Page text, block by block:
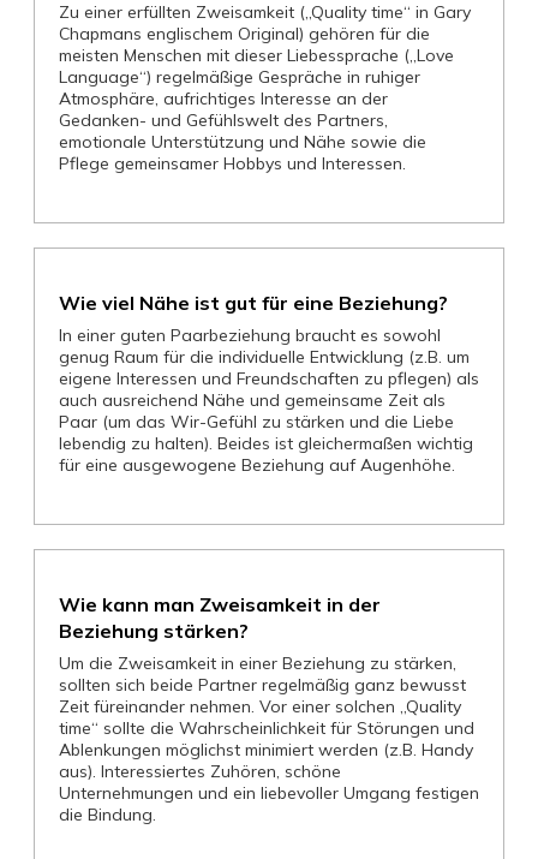
Zu einer erfüllten Zweisamkeit („Quality time“ in Gary
Chapmans englischem Original) gehören für die
meisten Menschen mit dieser Liebessprache („Love
Language“) regelmäßige Gespräche in ruhiger
Atmosphäre, aufrichtiges Interesse an der
Gedanken- und Gefühlswelt des Partners,
emotionale Unterstützung und Nähe sowie die
Pflege gemeinsamer Hobbys und Interessen.
Wie viel Nähe ist gut für eine Beziehung?
In einer guten Paarbeziehung braucht es sowohl
genug Raum für die individuelle Entwicklung (z.B. um
eigene Interessen und Freundschaften zu pflegen) als
auch ausreichend Nähe und gemeinsame Zeit als
Paar (um das Wir-Gefühl zu stärken und die Liebe
lebendig zu halten). Beides ist gleichermaßen wichtig
für eine ausgewogene Beziehung auf Augenhöhe.
Wie kann man Zweisamkeit in der
Beziehung stärken?
Um die Zweisamkeit in einer Beziehung zu stärken,
sollten sich beide Partner regelmäßig ganz bewusst
Zeit füreinander nehmen. Vor einer solchen „Quality
time“ sollte die Wahrscheinlichkeit für Störungen und
Ablenkungen möglichst minimiert werden (z.B. Handy
aus). Interessiertes Zuhören, schöne
Unternehmungen und ein liebevoller Umgang festigen
die Bindung.